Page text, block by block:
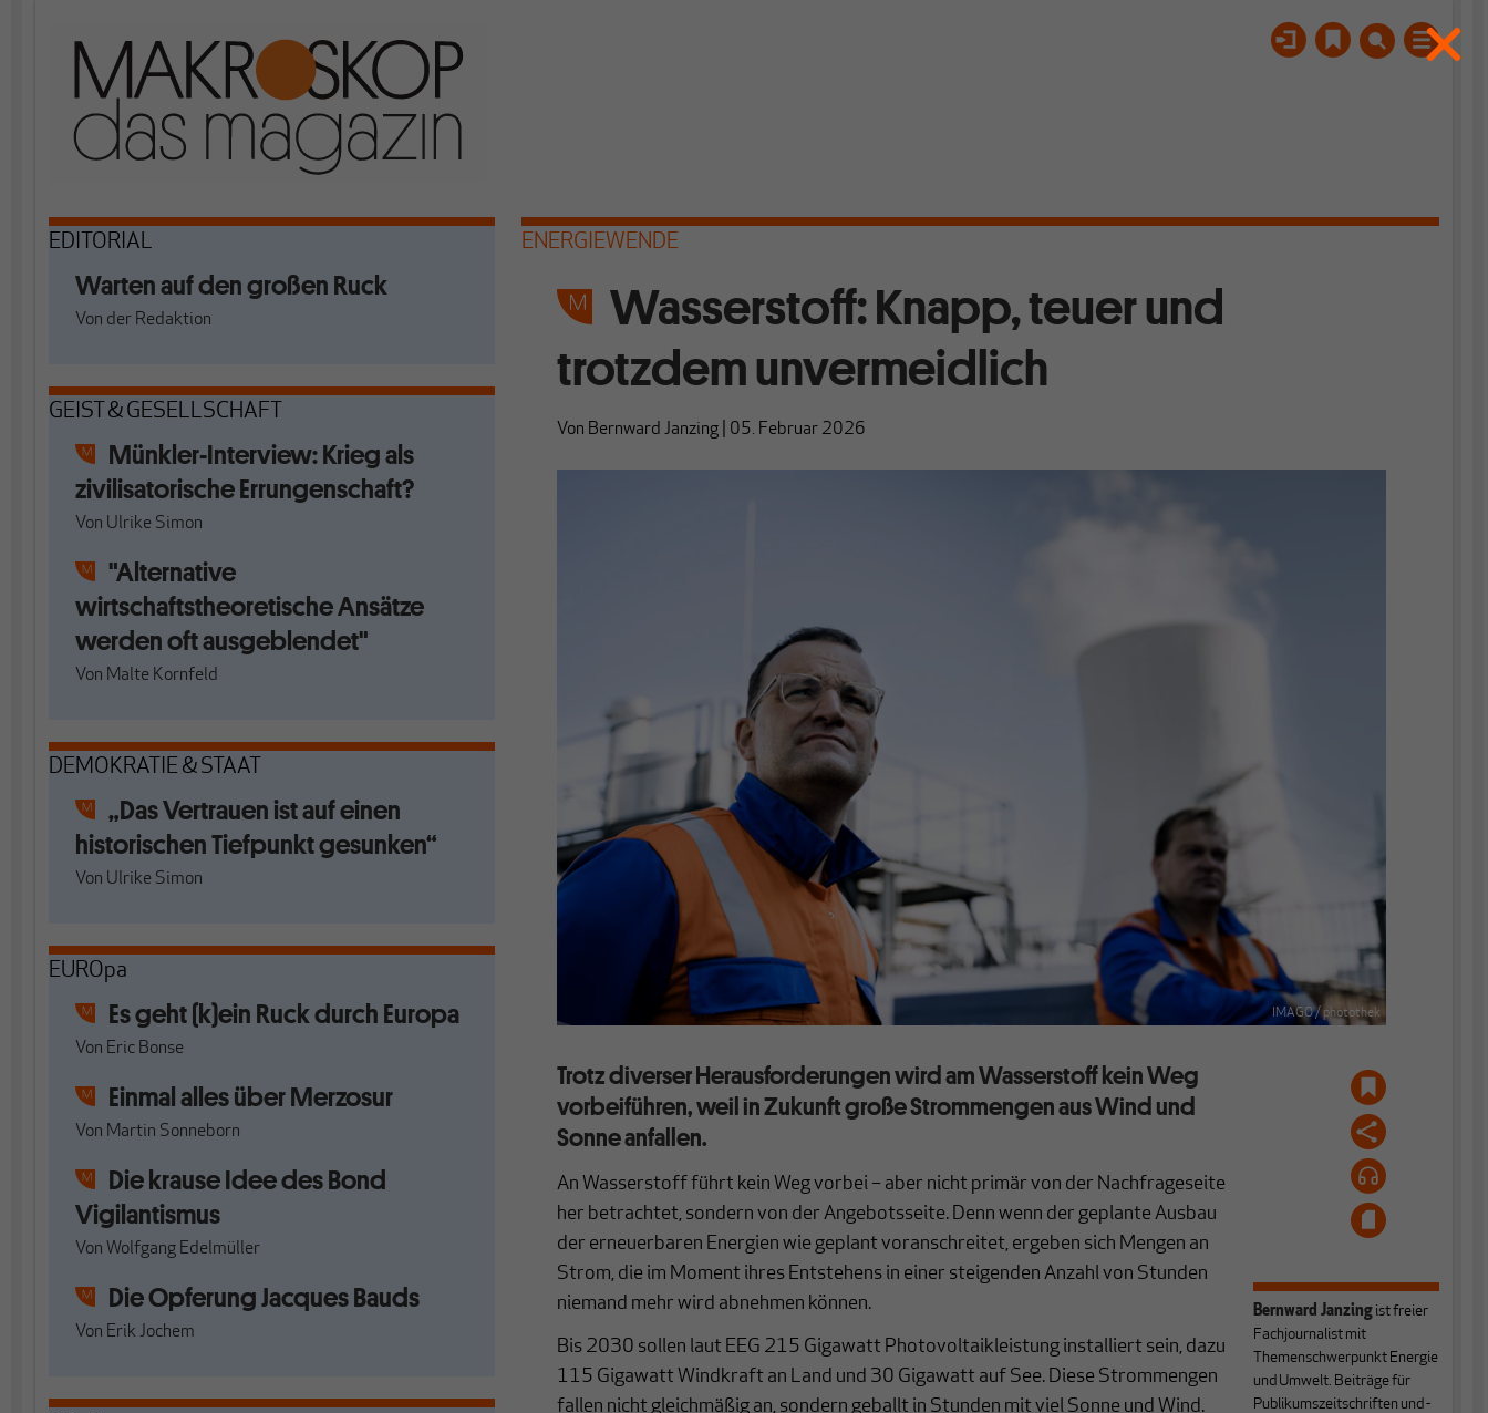
EDITORIAL
Warten auf den großen Ruck
Von der Redaktion
GEIST & GESELLSCHAFT
Münkler-Interview: Krieg als
zivilisatorische Errungenschaft?
Von Ulrike Simon
"Alternative
wirtschaftstheoretische Ansätze
werden oft ausgeblendet"
Von Malte Kornfeld
DEMOKRATIE & STAAT
„Das Vertrauen ist auf einen
historischen Tiefpunkt gesunken“
Von Ulrike Simon
EUROpa
Es geht (k)ein Ruck durch Europa
Von Eric Bonse
Einmal alles über Merzosur
Von Martin Sonneborn
Die krause Idee des Bond
Vigilantismus
Von Wolfgang Edelmüller
Die Opferung Jacques Bauds
Von Erik Jochem
ENERGIEWENDE
Wasserstoff: Knapp, teuer und
trotzdem unvermeidlich
Von Bernward Janzing 05. Februar 2026
IMAGO / photothek
Trotz diverser Herausforderungen wird am Wasserstoff kein Weg
vorbeiführen, weil in Zukunft große Strommengen aus Wind und
Sonne anfallen.
An Wasserstoff führt kein Weg vorbei – aber nicht primär von der Nachfrageseite
her betrachtet, sondern von der Angebotsseite. Denn wenn der geplante Ausbau
der erneuerbaren Energien wie geplant voranschreitet, ergeben sich Mengen an
Strom, die im Moment ihres Entstehens in einer steigenden Anzahl von Stunden
niemand mehr wird abnehmen können.
Bis 2030 sollen laut EEG 215 Gigawatt Photovoltaikleistung installiert sein, dazu
115 Gigawatt Windkraft an Land und 30 Gigawatt auf See. Diese Strommengen
fallen nicht gleichmäßig an, sondern geballt in Stunden mit viel Sonne und Wind.
Bernward Janzingist freier
Fachjournalist mit
Themenschwerpunkt Energie
und Umwelt. Beiträge für
Publikumszeitschriften und -